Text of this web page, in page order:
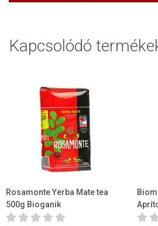
Kapcsolódó
Rosamonte Yerba Mate tea
500g Bioganik